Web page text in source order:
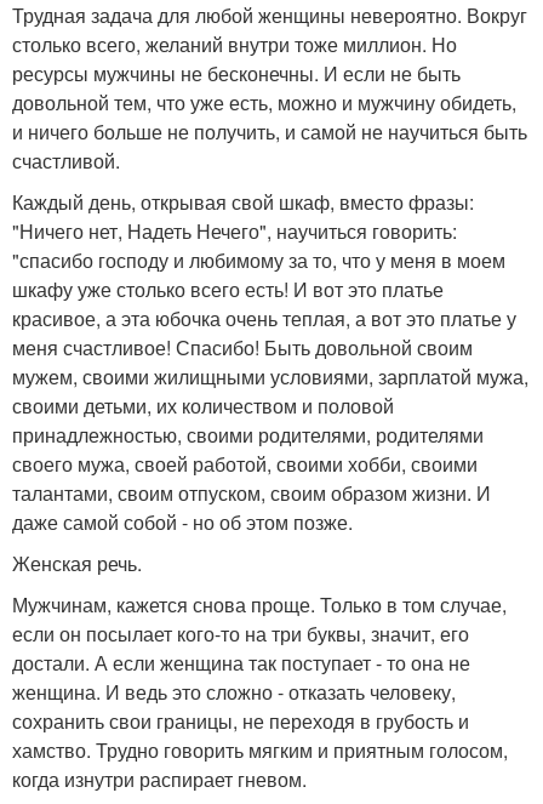
Трудная задача для любой женщины невероятно. Вокруг
столько всего, желаний внутри тоже миллион. Но
ресурсы мужчины не бесконечны. И если не быть
довольной тем, что уже есть, можно и мужчину обидеть,
и ничего больше не получить, и самой не научиться быть
счастливой.
Каждый день, открывая свой шкаф, вместо фразы:
"Ничего нет, Надеть Нечего", научиться говорить:
"спасибо господу и любимому за то, что у меня в моем
шкафу уже столько всего есть! И вот это платье
красивое, а эта юбочка очень теплая, а вот это платье у
меня счастливое! Спасибо! Быть довольной своим
мужем, своими жилищными условиями, зарплатой мужа,
своими детьми, их количеством и половой
принадлежностью, своими родителями, родителями
своего мужа, своей работой, своими хобби, своими
талантами, своим отпуском, своим образом жизни. И
даже самой собой - но об этом позже.
Женская речь.
Мужчинам, кажется снова проще. Только в том случае,
если он посылает кого-то на три буквы, значит, его
достали. А если женщина так поступает - то она не
женщина. И ведь это сложно - отказать человеку,
сохранить свои границы, не переходя в грубость и
хамство. Трудно говорить мягким и приятным голосом,
когда изнутри распирает гневом.